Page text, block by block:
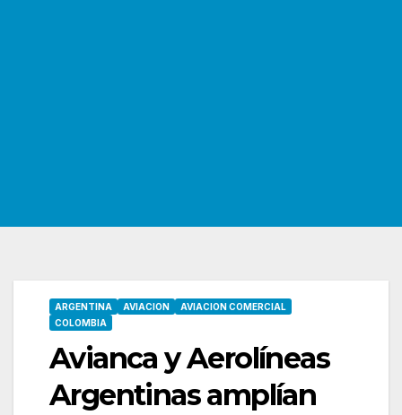
ARGENTINA AVIACION
AVIACION COMERCIAL
COLOMBIA
Avianca y Aerolíneas
Argentinas amplían